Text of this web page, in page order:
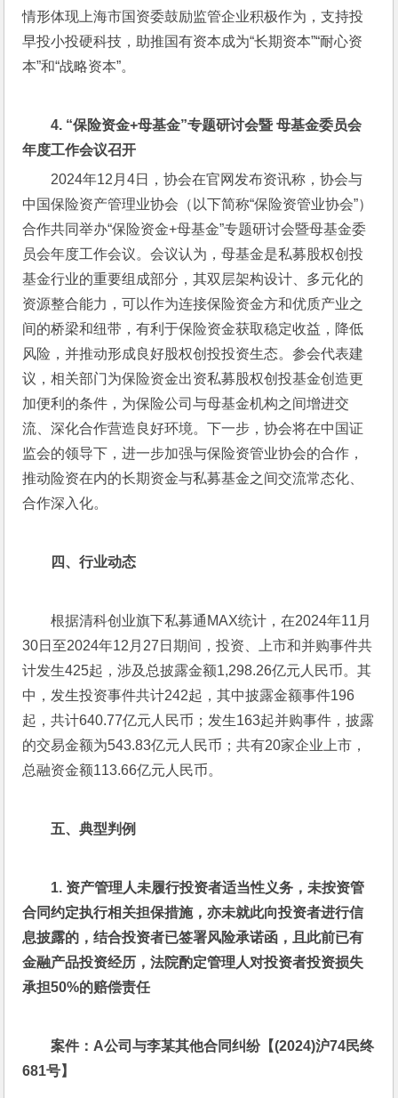
情形体现上海市国资委鼓励监管企业积极作为，支持投
早投小投硬科技，助推国有资本成为“长期资本”“耐心资
本”和“战略资本”。
4. “保险资金+母基金”专题研讨会暨 母基金委员会
年度工作会议召开
2024年12月4日，协会在官网发布资讯称，协会与
中国保险资产管理业协会（以下简称“保险资管业协会”）
合作共同举办“保险资金+母基金”专题研讨会暨母基金委
员会年度工作会议。会议认为，母基金是私募股权创投
基金行业的重要组成部分，其双层架构设计、多元化的
资源整合能力，可以作为连接保险资金方和优质产业之
间的桥梁和纽带，有利于保险资金获取稳定收益，降低
风险，并推动形成良好股权创投投资生态。参会代表建
议，相关部门为保险资金出资私募股权创投基金创造更
加便利的条件，为保险公司与母基金机构之间增进交
流、深化合作营造良好环境。下一步，协会将在中国证
监会的领导下，进一步加强与保险资管业协会的合作，
推动险资在内的长期资金与私募基金之间交流常态化、
合作深入化。
四、行业动态
根据清科创业旗下私募通MAX统计，在2024年11月
30日至2024年12月27日期间，投资、上市和并购事件共
计发生425起，涉及总披露金额1,298.26亿元人民币。其
中，发生投资事件共计242起，其中披露金额事件196
起，共计640.77亿元人民币；发生163起并购事件，披露
的交易金额为543.83亿元人民币；共有20家企业上市，
总融资金额113.66亿元人民币。
五、典型判例
1. 资产管理人未履行投资者适当性义务，未按资管
合同约定执行相关担保措施，亦未就此向投资者进行信
息披露的，结合投资者已签署风险承诺函，且此前已有
金融产品投资经历，法院酌定管理人对投资者投资损失
承担50%的赔偿责任
案件：A公司与李某其他合同纠纷【(2024)沪74民终
681号】